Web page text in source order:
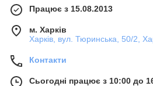
Працює з 15.08.2013
м. Харків
Харків, вул. Тюринська, 50/2,
Контакти
Сьогодні працює з 10:00 до